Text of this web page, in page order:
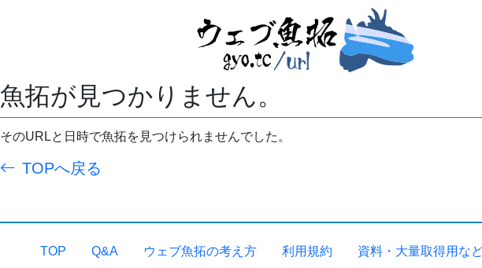
魚拓が見つかりません。
そのURLと日時で魚拓を見つけられませんでした。
TOPへ戻る
TOP Q&A ウェブ魚拓の考え方 利用規約 資料・大量取得用な